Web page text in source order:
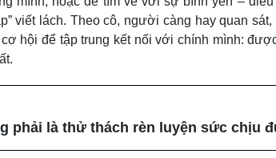
viết lách. Theo cô, người càng hay quan
hội để tập trung kết nối với chính mình:
phải là thử thách rèn luyện sức chịu